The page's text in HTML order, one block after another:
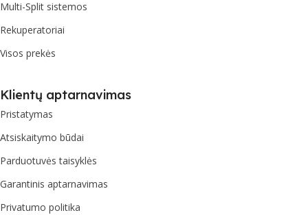
Multi-Split sistemos
Rekuperatoriai
Visos prekės
Klientų aptarnavimas
Pristatymas
Atsiskaitymo būdai
Parduotuvės taisyklės
Garantinis aptarnavimas
Privatumo politika